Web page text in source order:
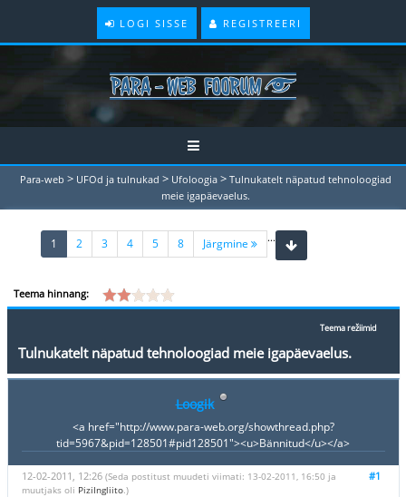
LOGI SISSE REGISTREERI
Para-web > UFOd ja tulnukad > Ufoloogia > Tulnukatelt näpatud tehnoloogiad
meie igapäevaelus.
1 (current)
2 3 4 5 ...
8 Järgmine
Teema hinnang:
Teema režiimid
Tulnukatelt näpatud tehnoloogiad meie igapäevaelus.
Loogik
<a href="http://www.para-web.org/showthread.php?
tid=5967&pid=128501#pid128501"><u>Bännitud</u></a>
#1
12-02-2011, 12:26 (Seda postitust muudeti viimati: 13-02-2011, 16:50 ja
muutjaks oli PiziIngliito.)